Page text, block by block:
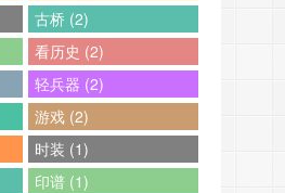
古桥 (2)
看历史 (2)
轻兵器 (2)
游戏 (2)
时装 (1)
印谱 (1)